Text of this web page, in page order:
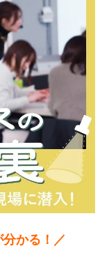
かる！／